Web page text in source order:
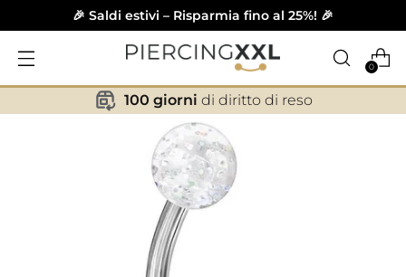
🎉 Saldi estivi – Risparmia fino al 25%! 🎉
0
✕
100 giorni di diritto di reso